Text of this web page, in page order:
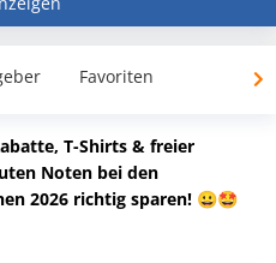
Favoriten
T-Shirts & freier
Noten bei den
2026 richtig sparen! 😀🤩